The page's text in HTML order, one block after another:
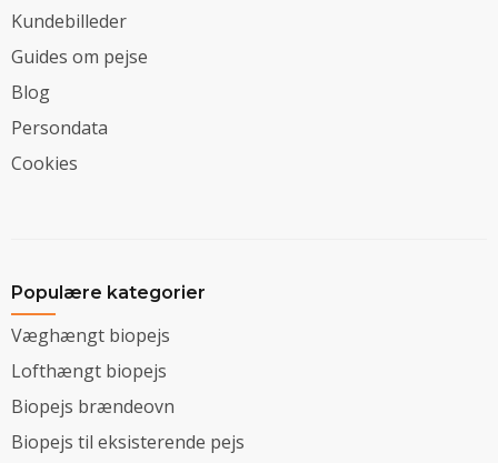
Kundebilleder
Guides om pejse
Blog
Persondata
Cookies
Populære kategorier
Væghængt biopejs
Lofthængt biopejs
Biopejs brændeovn
Biopejs til eksisterende pejs